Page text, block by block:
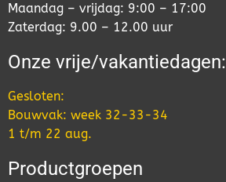
Maandag – vrijdag: 9:00 – 17:00
Zaterdag: 9.00 – 12.00 uur
Onze vrije/vakantiedagen:
Gesloten:
Bouwvak: week 32-33-34
1 t/m 22 aug.
Productgroepen